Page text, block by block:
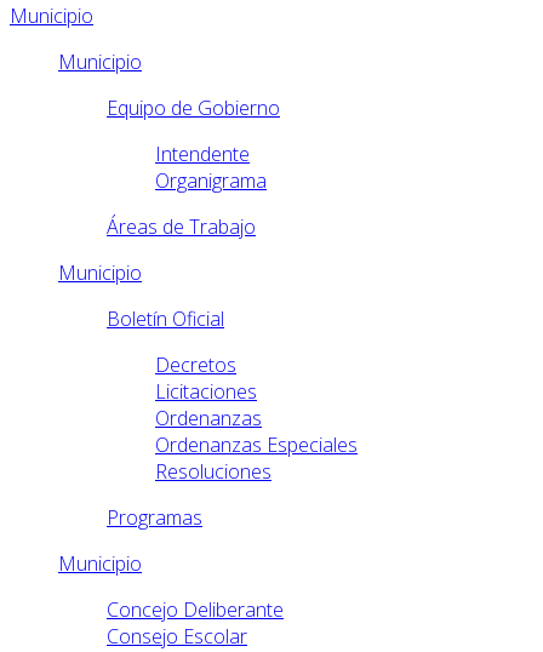
Municipio
Municipio
Equipo de Gobierno
Intendente
Organigrama
Áreas de Trabajo
Municipio
Boletín Oficial
Decretos
Licitaciones
Ordenanzas
Ordenanzas Especiales
Resoluciones
Programas
Municipio
Concejo Deliberante
Consejo Escolar